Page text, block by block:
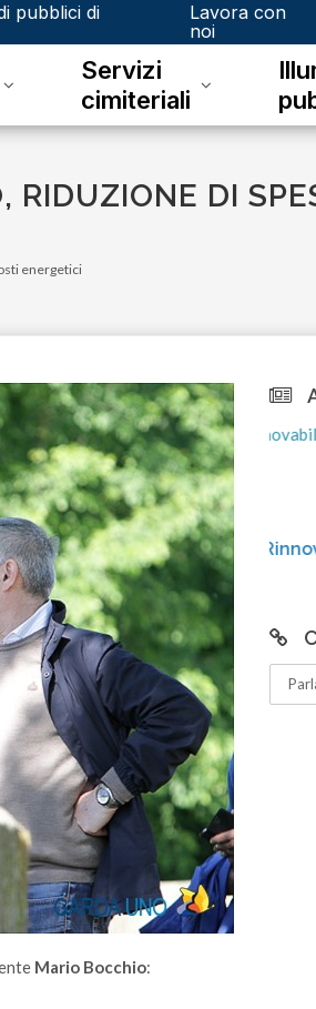
pubblici di
Lavora con
noi
Servizi
cimiteriali
DI
energetici
Mario Bocchio:
2024
Energetiche Rinnovabili nel
Garda